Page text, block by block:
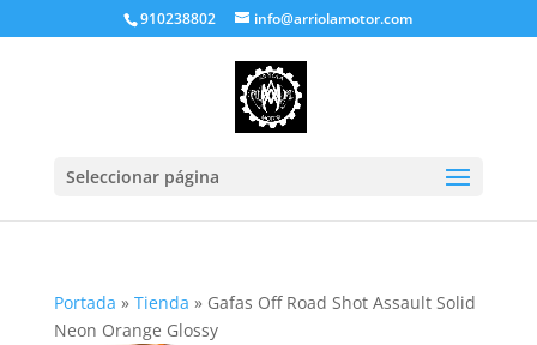
910238802 info@arriolamotor.com
Seleccionar página
Portada » Tienda » Gafas Off Road Shot Assault Solid
Neon Orange Glossy